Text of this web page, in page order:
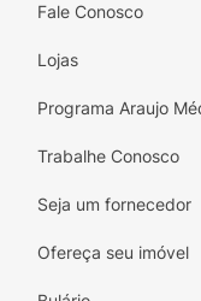
Fale Conosco
Lojas
Programa Araujo
Trabalhe Conosco
Seja um fornecedor
Ofereça seu imóvel